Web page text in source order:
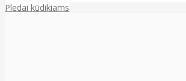
Pledai kūdikiams